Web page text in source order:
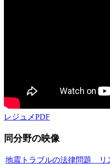
レジュメPDF
同分野の映像
地震トラブルの法律問題 リ